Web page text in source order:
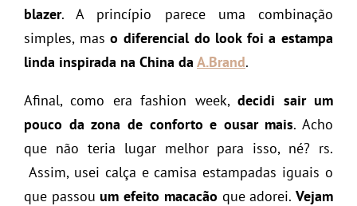
blazer. A princípio parece uma combinação
simples, maso diferencial do look foi a estampa
linda inspirada na China da A.Brand.
Afinal, como era fashion week,decidi sair um
pouco da zona de conforto e ousar mais. Acho
que não teria lugar melhor para isso, né? rs.
Assim, usei calça e camisa estampadas iguais o
que passou um efeito macacão que adorei.Vejam